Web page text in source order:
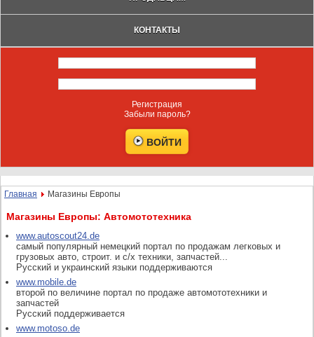
КОНТАКТЫ
Регистрация
Забыли пароль?
Главная Магазины Европы
Магазины Европы: Автомототехника
www.autoscout24.de
самый популярный немецкий портал по продажам легковых и
грузовых авто, строит. и с/х техники, запчастей...
Русский и украинский языки поддерживаются
www.mobile.de
второй по величине портал по продаже автомототехники и
запчастей
Русский поддерживается
www.motoso.de